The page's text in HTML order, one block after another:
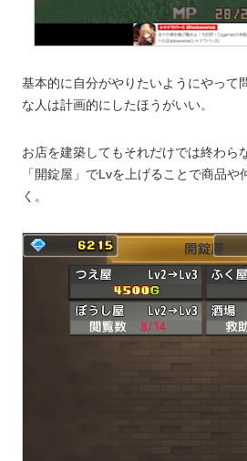
基本的に自分がやりたいようにやって
な人は計画的にしたほうがいい。
お店を建築してもそれだけでは終わら
「開錠屋」でLvを上げることで商品
く。